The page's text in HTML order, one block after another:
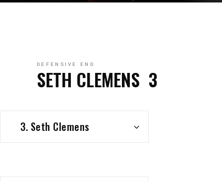
DEFENSIVE END
3
SETH CLEMENS
3. Seth Clemens